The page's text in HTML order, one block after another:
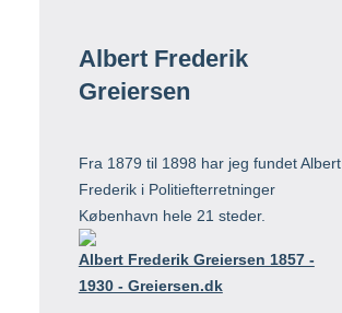
Albert Frederik
Greiersen
Fra 1879 til 1898 har jeg fundet Albert
Frederik i Politiefterretninger
København hele 21 steder.
Albert Frederik Greiersen 1857 -
1930 - Greiersen.dk